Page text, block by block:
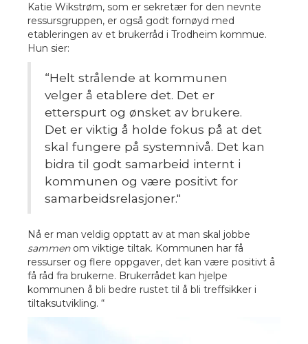
Katie Wikstrøm, som er sekretær for den nevnte
ressursgruppen, er også godt fornøyd med
etableringen av et brukerråd i Trodheim kommue.
Hun sier:
“Helt strålende at kommunen
velger å etablere det. Det er
etterspurt og ønsket av brukere.
Det er viktig å holde fokus på at det
skal fungere på systemnivå. Det kan
bidra til godt samarbeid internt i
kommunen og være positivt for
samarbeidsrelasjoner."
Nå er man veldig opptatt av at man skal jobbe
sammen om viktige tiltak. Kommunen har få
ressurser og flere oppgaver, det kan være positivt å
få råd fra brukerne. Brukerrådet kan hjelpe
kommunen å bli bedre rustet til å bli treffsikker i
tiltaksutvikling. “